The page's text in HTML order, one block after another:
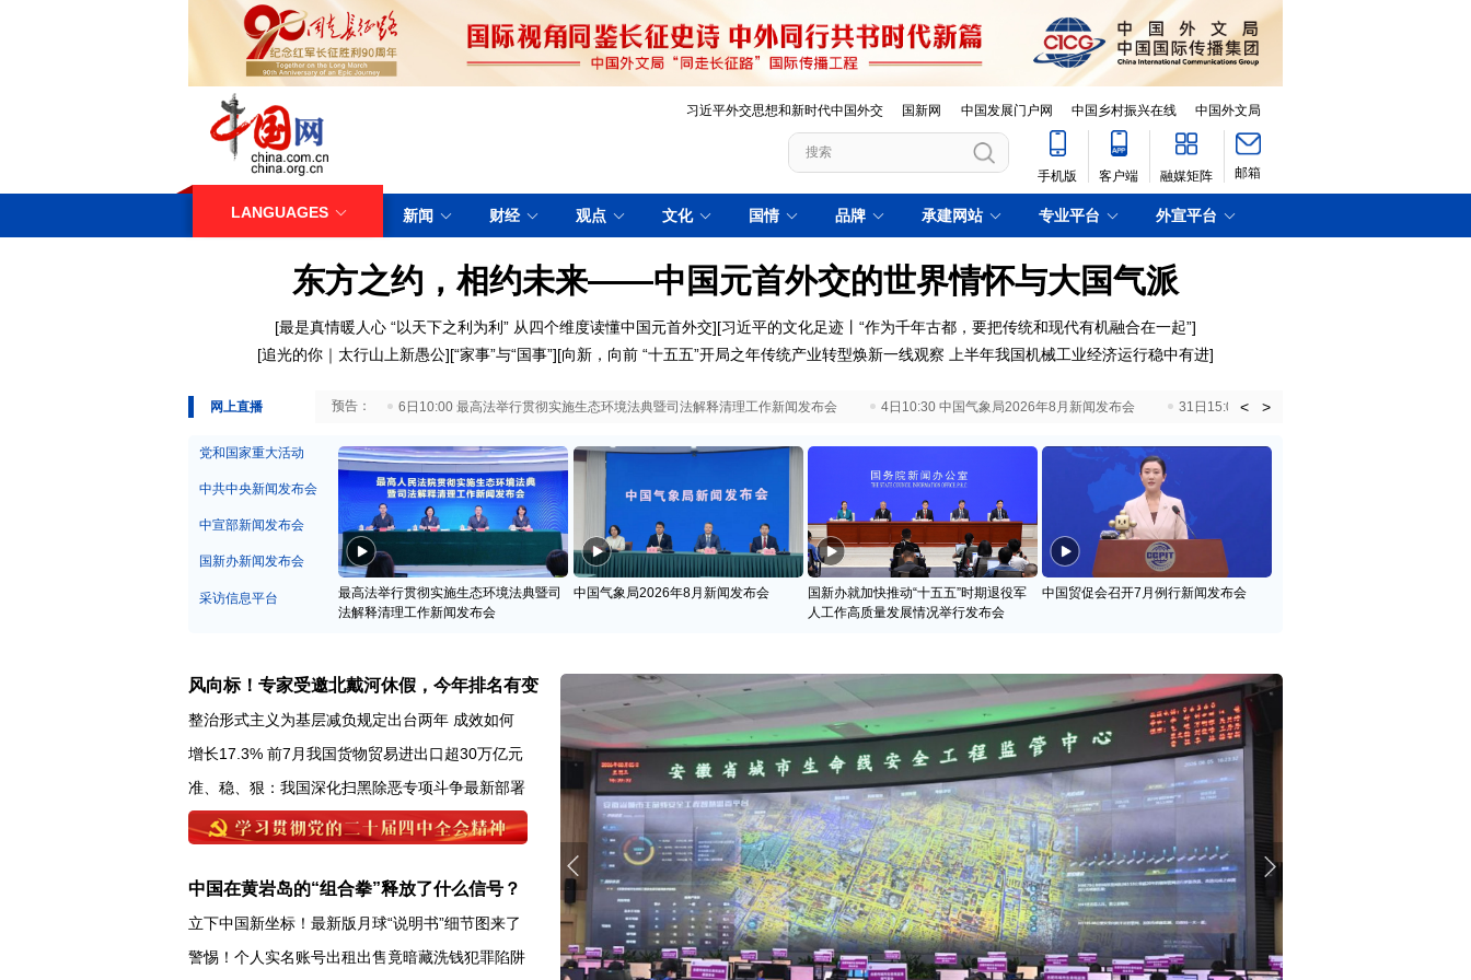
习近平外交思想和新时代中国外交 国新网 中国发展门户网 中国乡村振兴在线 中国外文局
手机版 客户端 融媒矩阵 邮箱
LANGUAGES 新闻 财经 观点 文化 国情 品牌 承建网站 专业平台 外宣平台
东方之约，相约未来——中国元首外交的世界情怀与大国气派
[最是真情暖人心 “以天下之利为利” 从四个维度读懂中国元首外交][习近平的文化足迹丨“作为千年古都，要把传统和现代有机融合在一起”]
[追光的你｜太行山上新愚公][“家事”与“国事”][向新，向前 “十五五”开局之年传统产业转型焕新一线观察 上半年我国机械工业经济运行稳中有进]
网上直播
29日10:00 国务院台湾事务办公室7月29日举行新闻发布会 6日10:00 最高法举行贯彻实施生态环境法典暨司法解释清理工作新闻发布会 4日10:30 中国气象局2026年8月新闻发布会 31日15:00 国新办就加快推动“十五五”时期退役
< >
党和国家重大活动
中共中央新闻发布会
中宣部新闻发布会
国新办新闻发布会
采访信息平台
最高法举行贯彻实施生态环境法典暨司
法解释清理工作新闻发布会
中国气象局2026年8月新闻发布会
国新办就加快推动“十五五”时期退役军
人工作高质量发展情况举行发布会
中国贸促会召开7月例行新闻发布会
风向标！专家受邀北戴河休假，今年排名有变
整治形式主义为基层减负规定出台两年 成效如何
增长17.3% 前7月我国货物贸易进出口超30万亿元
准、稳、狠：我国深化扫黑除恶专项斗争最新部署
中国在黄岩岛的“组合拳”释放了什么信号？
立下中国新坐标！最新版月球“说明书”细节图来了
警惕！个人实名账号出租出售竟暗藏洗钱犯罪陷阱